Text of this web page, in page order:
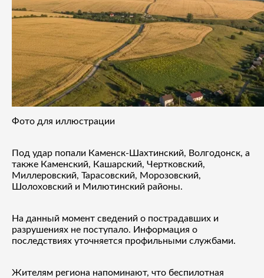
Фото для иллюстрации
Под удар попали Каменск-Шахтинский, Волгодонск, а
также Каменский, Кашарский, Чертковский,
Миллеровский, Тарасовский, Морозовский,
Шолоховский и Милютинский районы.
На данный момент сведений о пострадавших и
разрушениях не поступало. Информация о
последствиях уточняется профильными службами.
Жителям региона напоминают, что беспилотная